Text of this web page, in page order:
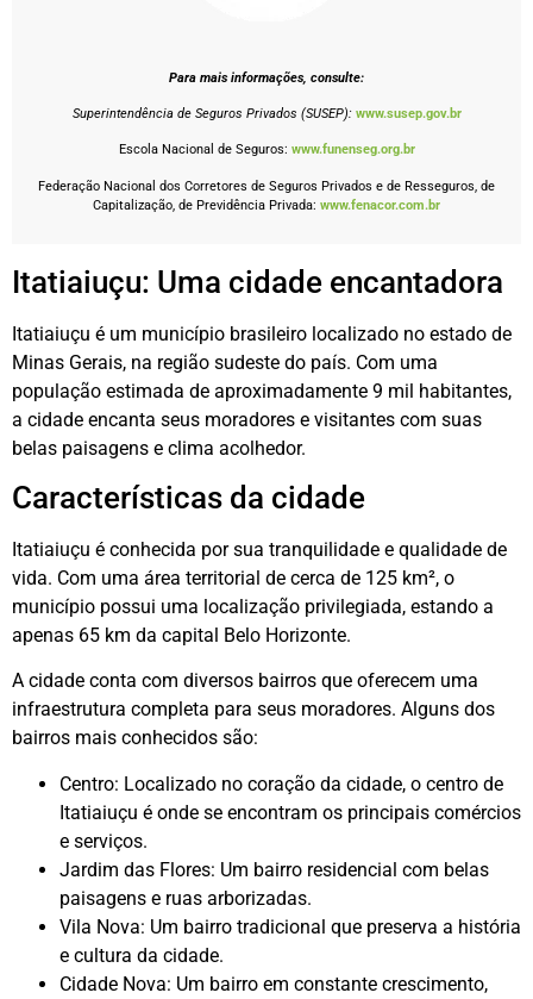
Para mais informações, consulte:
Superintendência de Seguros Privados (SUSEP): www.susep.gov.br
Escola Nacional de Seguros: www.funenseg.org.br
Federação Nacional dos Corretores de Seguros Privados e de Resseguros, de
Capitalização, de Previdência Privada: www.fenacor.com.br
Itatiaiuçu: Uma cidade encantadora
Itatiaiuçu é um município brasileiro localizado no estado de
Minas Gerais, na região sudeste do país. Com uma
população estimada de aproximadamente 9 mil habitantes,
a cidade encanta seus moradores e visitantes com suas
belas paisagens e clima acolhedor.
Características da cidade
Itatiaiuçu é conhecida por sua tranquilidade e qualidade de
vida. Com uma área territorial de cerca de 125 km², o
município possui uma localização privilegiada, estando a
apenas 65 km da capital Belo Horizonte.
A cidade conta com diversos bairros que oferecem uma
infraestrutura completa para seus moradores. Alguns dos
bairros mais conhecidos são:
Centro: Localizado no coração da cidade, o centro de
Itatiaiuçu é onde se encontram os principais comércios
e serviços.
Jardim das Flores: Um bairro residencial com belas
paisagens e ruas arborizadas.
Vila Nova: Um bairro tradicional que preserva a história
e cultura da cidade.
Cidade Nova: Um bairro em constante crescimento,